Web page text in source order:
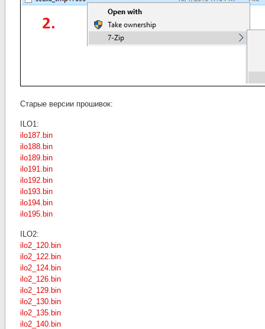
Старые версии прошивок:
ILO1:
ilo187.bin
ilo188.bin
ilo189.bin
ilo191.bin
ilo192.bin
ilo193.bin
ilo194.bin
ilo195.bin
ILO2:
ilo2_120.bin
ilo2_122.bin
ilo2_124.bin
ilo2_126.bin
ilo2_129.bin
ilo2_130.bin
ilo2_135.bin
ilo2_140.bin